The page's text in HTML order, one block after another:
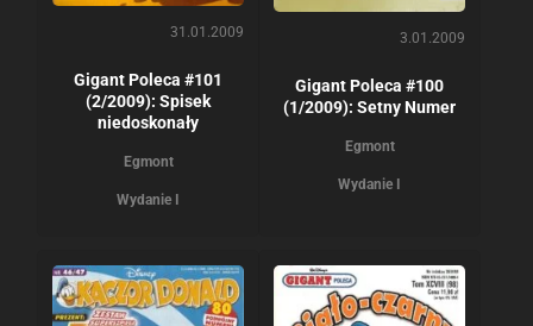
31.01.2009
Gigant Poleca #101
(2/2009): Spisek
niedoskonały
Egmont
Wydanie I
3.01.2009
Gigant Poleca #100
(1/2009): Setny Numer
Egmont
Wydanie I